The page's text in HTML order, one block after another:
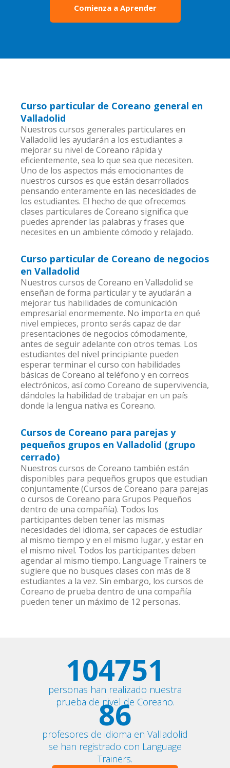
Comienza a Aprender
Curso particular de Coreano general en
Valladolid
Nuestros cursos generales particulares en
Valladolid les ayudarán a los estudiantes a
mejorar su nivel de Coreano rápida y
eficientemente, sea lo que sea que necesiten.
Uno de los aspectos más emocionantes de
nuestros cursos es que están desarrollados
pensando enteramente en las necesidades de
los estudiantes. El hecho de que ofrecemos
clases particulares de Coreano significa que
puedes aprender las palabras y frases que
necesites en un ambiente cómodo y relajado.
Curso particular de Coreano de negocios
en Valladolid
Nuestros cursos de Coreano en Valladolid se
enseñan de forma particular y te ayudarán a
mejorar tus habilidades de comunicación
empresarial enormemente. No importa en qué
nivel empieces, pronto serás capaz de dar
presentaciones de negocios cómodamente,
antes de seguir adelante con otros temas. Los
estudiantes del nivel principiante pueden
esperar terminar el curso con habilidades
básicas de Coreano al teléfono y en correos
electrónicos, así como Coreano de supervivencia,
dándoles la habilidad de trabajar en un país
donde la lengua nativa es Coreano.
Cursos de Coreano para parejas y
pequeños grupos en Valladolid (grupo
cerrado)
Nuestros cursos de Coreano también están
disponibles para pequeños grupos que estudian
conjuntamente (Cursos de Coreano para parejas
o cursos de Coreano para Grupos Pequeños
dentro de una compañía). Todos los
participantes deben tener las mismas
necesidades del idioma, ser capaces de estudiar
al mismo tiempo y en el mismo lugar, y estar en
el mismo nivel. Todos los participantes deben
agendar al mismo tiempo. Language Trainers te
sugiere que no busques clases con más de 8
estudiantes a la vez. Sin embargo, los cursos de
Coreano de prueba dentro de una compañía
pueden tener un máximo de 12 personas.
104751
personas han realizado nuestra
prueba de nivel de Coreano.
86
profesores de idioma en Valladolid
se han registrado con Language
Trainers.